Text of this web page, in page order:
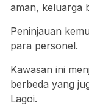
aman, keluarga
Peninjauan
para personel.
Kawasan ini
berbeda yang
Lagoi.